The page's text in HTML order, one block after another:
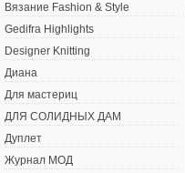
Вязание Fashion & Style
Gedifra Highlights
Designer Knitting
Диана
Для мастериц
ДЛЯ СОЛИДНЫХ ДАМ
Дуплет
Журнал МОД